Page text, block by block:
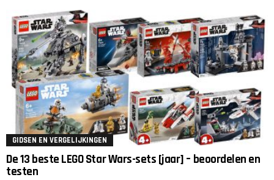
GIDSEN EN VERGELIJKINGEN
De 13 beste LEGO Star Wars-sets [jaar] – beoordelen en
testen